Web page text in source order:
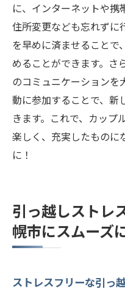
に、インターネットや携
住所変更なども忘れずに
を早めに済ませることで
めることができます。さ
のコミュニケーションを
動に参加することで、新
きます。これで、カップ
楽しく、充実したものに
に！
引っ越しストレ
幌市にスムーズ
ストレスフリーな引っ